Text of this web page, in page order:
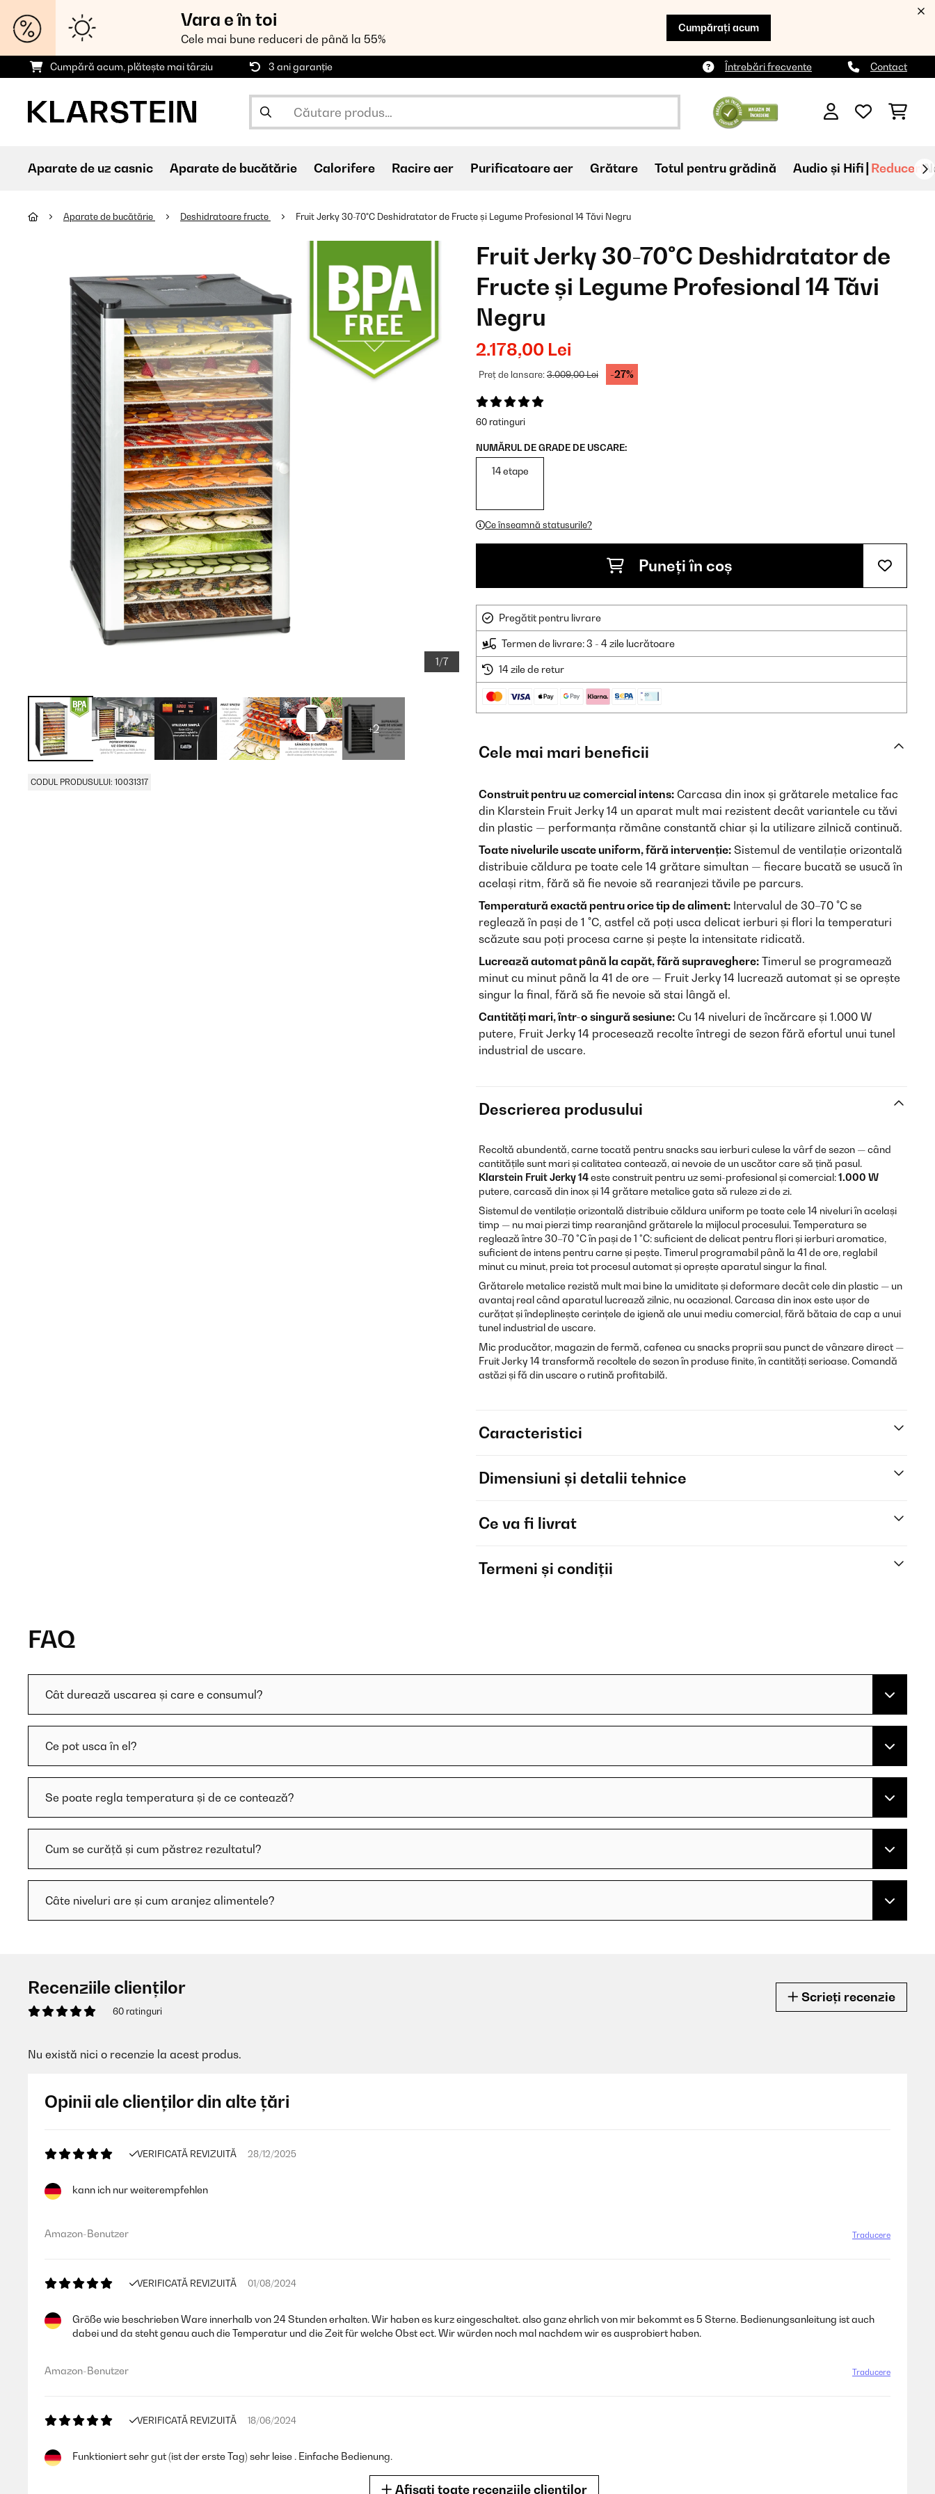
Vara e în toi
Cele mai bune reduceri de până la 55%
Cumpărați acum
Cumpără acum, plătește mai târziu 3 ani garanție Întrebări frecvente Contact
Aparate de uz casnic Aparate de bucătărie Calorifere Racire aer Purificatoare aer Grătare Totul pentru grădină Audio și Hifi Reduceri
Aparate de bucătărie Deshidratoare fructe Fruit Jerky 30-70°C Deshidratator de Fructe și Legume Profesional 14 Tăvi Negru
1/7
+2
CODUL PRODUSULUI: 10031317
Fruit Jerky 30-70°C Deshidratator de
Fructe și Legume Profesional 14 Tăvi
Negru
2.178,00 Lei
Preț de lansare:3.009,00 Lei -27%
60 ratinguri
NUMĂRUL DE GRADE DE USCARE:
14 etape
Ce înseamnă statusurile?
Puneți în coș
Pregătit pentru livrare
Termen de livrare: 3 - 4 zile lucrătoare
14 zile de retur
Cele mai mari beneficii
Construit pentru uz comercial intens: Carcasa din inox și grătarele metalice fac
din Klarstein Fruit Jerky 14 un aparat mult mai rezistent decât variantele cu tăvi
din plastic — performanța rămâne constantă chiar și la utilizare zilnică continuă.
Toate nivelurile uscate uniform, fără intervenție: Sistemul de ventilație orizontală
distribuie căldura pe toate cele 14 grătare simultan — fiecare bucată se usucă în
același ritm, fără să fie nevoie să rearanjezi tăvile pe parcurs.
Temperatură exactă pentru orice tip de aliment: Intervalul de 30–70 °C se
reglează în pași de 1 °C, astfel că poți usca delicat ierburi și flori la temperaturi
scăzute sau poți procesa carne și pește la intensitate ridicată.
Lucrează automat până la capăt, fără supraveghere: Timerul se programează
minut cu minut până la 41 de ore — Fruit Jerky 14 lucrează automat și se oprește
singur la final, fără să fie nevoie să stai lângă el.
Cantități mari, într-o singură sesiune: Cu 14 niveluri de încărcare și 1.000 W
putere, Fruit Jerky 14 procesează recolte întregi de sezon fără efortul unui tunel
industrial de uscare.
Descrierea produsului
Recoltă abundentă, carne tocată pentru snacks sau ierburi culese la vârf de sezon — când
cantitățile sunt mari și calitatea contează, ai nevoie de un uscător care să țină pasul.
Klarstein Fruit Jerky 14este construit pentru uz semi-profesional și comercial:1.000 W
putere, carcasă din inox și 14 grătare metalice gata să ruleze zi de zi.
Sistemul de ventilație orizontală distribuie căldura uniform pe toate cele 14 niveluri în același
timp — nu mai pierzi timp rearanjând grătarele la mijlocul procesului. Temperatura se
reglează între 30–70 °C în pași de 1 °C: suficient de delicat pentru flori și ierburi aromatice,
suficient de intens pentru carne și pește. Timerul programabil până la 41 de ore, reglabil
minut cu minut, preia tot procesul automat și oprește aparatul singur la final.
Grătarele metalice rezistă mult mai bine la umiditate și deformare decât cele din plastic — un
avantaj real când aparatul lucrează zilnic, nu ocazional. Carcasa din inox este ușor de
curățat și îndeplinește cerințele de igienă ale unui mediu comercial, fără bătaia de cap a unui
tunel industrial de uscare.
Mic producător, magazin de fermă, cafenea cu snacks proprii sau punct de vânzare direct —
Fruit Jerky 14 transformă recoltele de sezon în produse finite, în cantități serioase. Comandă
astăzi și fă din uscare o rutină profitabilă.
Caracteristici
Dimensiuni și detalii tehnice
Ce va fi livrat
Termeni și condiții
FAQ
Cât durează uscarea și care e consumul?
Ce pot usca în el?
Se poate regla temperatura și de ce contează?
Cum se curăță și cum păstrez rezultatul?
Câte niveluri are și cum aranjez alimentele?
Recenziile clienților
60 ratinguri
Scrieți recenzie
Nu există nici o recenzie la acest produs.
Opinii ale clienților din alte țări
VERIFICATĂ REVIZUITĂ 28/12/2025
kann ich nur weiterempfehlen
Amazon-Benutzer Traducere
VERIFICATĂ REVIZUITĂ 01/08/2024
Größe wie beschrieben Ware innerhalb von 24 Stunden erhalten. Wir haben es kurz eingeschaltet. also ganz ehrlich von mir bekommt es 5 Sterne. Bedienungsanleitung ist auch
dabei und da steht genau auch die Temperatur und die Zeit für welche Obst ect. Wir würden noch mal nachdem wir es ausprobiert haben.
Amazon-Benutzer Traducere
VERIFICATĂ REVIZUITĂ 18/06/2024
Funktioniert sehr gut (ist der erste Tag) sehr leise . Einfache Bedienung.
Afișați toate recenziile clienților